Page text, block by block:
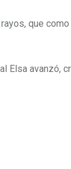
que como
Elsa avanzó,